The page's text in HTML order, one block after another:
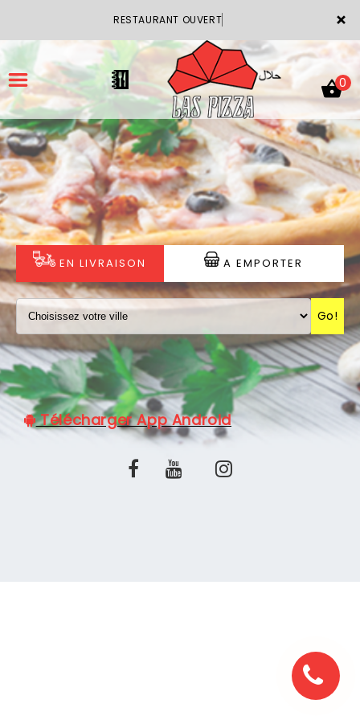
×
RESTAURANT OUVERT
ACCUEIL
LA CARTE
VOTRE COMPTE
NOTRE RESTAURANT
VOS AVIS
MENTIONS LÉGALES
C.G.V
0
EN LIVRAISON A EMPORTER
Go!
Télécharger App Android